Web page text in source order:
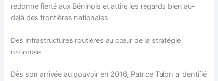
redonne fierté aux Béninois et attire les regards bien au-
delà des frontières nationales.
Des infrastructures routières au cœur de la stratégie
nationale
Dès son arrivée au pouvoir en 2016, Patrice Talon a identifié